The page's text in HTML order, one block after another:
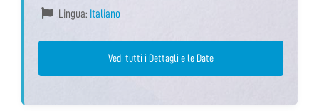
Lingua: Italiano
Vedi tutti i Dettagli e le Date